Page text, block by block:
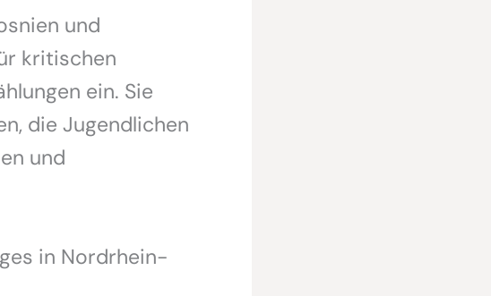
und
kritischen
ein. Sie
die Jugendlichen
und
in Nordrhein-